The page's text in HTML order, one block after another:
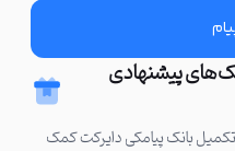
خورده!
پیشنهادی
بانک پیامکی دایرکت کمک